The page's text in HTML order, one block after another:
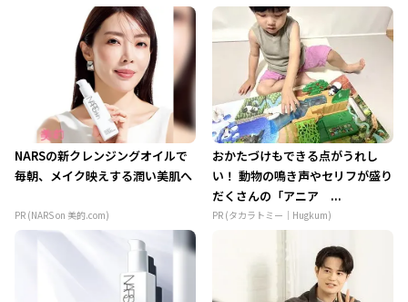
NARSの新クレンジングオイルで
毎朝、メイク映えする潤い美肌へ
PR (NARS on 美的.com)
おかたづけもできる点がうれし
い！ 動物の鳴き声やセリフが盛り
だくさんの「アニア ...
PR (タカラトミー｜Hugkum)